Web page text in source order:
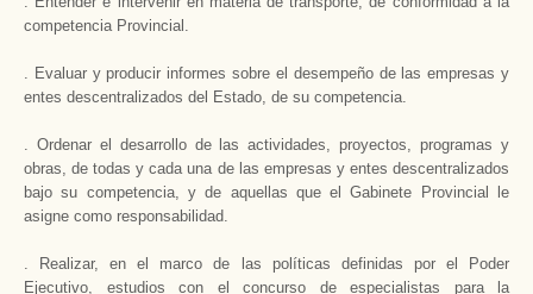
competencia Provincial.
. Evaluar y producir informes sobre el desempeño de las empresas y
entes descentralizados del Estado, de su competencia.
. Ordenar el desarrollo de las actividades, proyectos, programas y
obras, de todas y cada una de las empresas y entes descentralizados
bajo su competencia, y de aquellas que el Gabinete Provincial le
asigne como responsabilidad.
. Realizar, en el marco de las políticas definidas por el Poder
Ejecutivo, estudios con el concurso de especialistas para la